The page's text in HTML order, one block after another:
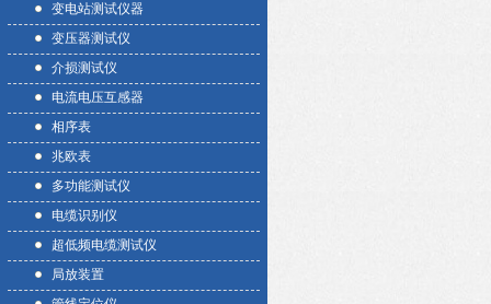
变电站测试仪器
变压器测试仪
介损测试仪
电流电压互感器
相序表
兆欧表
多功能测试仪
电缆识别仪
超低频电缆测试仪
局放装置